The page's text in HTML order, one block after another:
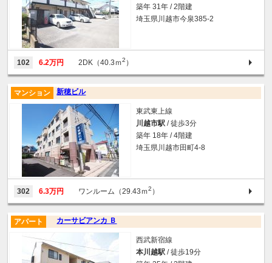
築年 31年 / 2階建
埼玉県川越市今泉385-2
102 6.2万円 2DK（40.3ｍ2 ）
新穂ビル
マンション
東武東上線
川越市駅 / 徒歩3分
築年 18年 / 4階建
埼玉県川越市田町4-8
302 6.3万円 ワンルーム（29.43ｍ2 ）
カーサビアンカ Ｂ
アパート
西武新宿線
本川越駅 / 徒歩19分